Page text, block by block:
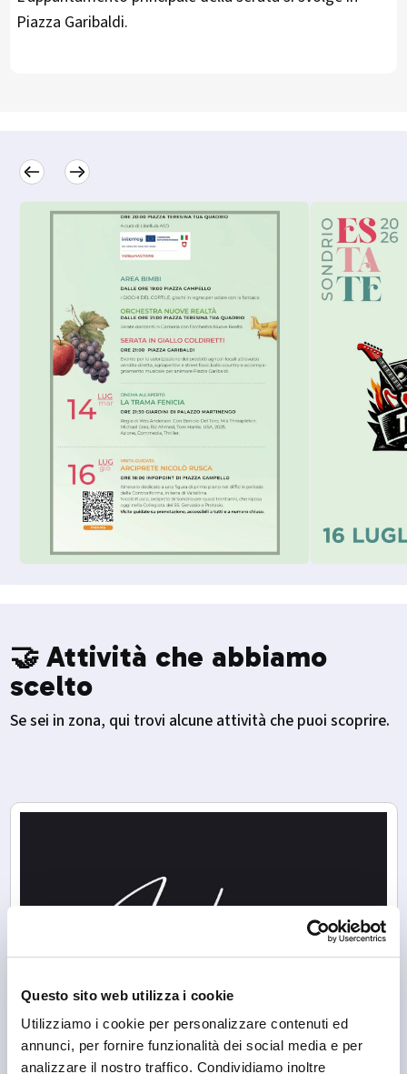
Questo sito web utilizza i cookie
Utilizziamo i cookie per personalizzare contenuti ed
annunci, per fornire funzionalità dei social media e per
analizzare il nostro traffico. Condividiamo inoltre
Piazza Garibaldi.
🤝 Attività che abbiamo
scelto
Se sei in zona, qui trovi alcune attività che puoi scoprire.